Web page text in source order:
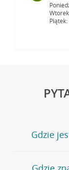
Gdzie
Jeśli szukasz